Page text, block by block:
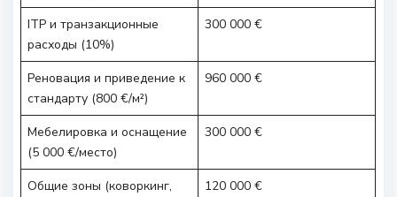
ITP и транзакционные
расходы (10%)
300 000 €
Реновация и приведение к
стандарту (800 €/м²)
960 000 €
Мебелировка и оснащение
(5 000 €/место)
300 000 €
Общие зоны (коворкинг,
120 000 €